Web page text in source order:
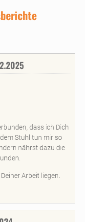
dass ich Dich
Stuhl tun mir so
nährst dazu die
Arbeit liegen.